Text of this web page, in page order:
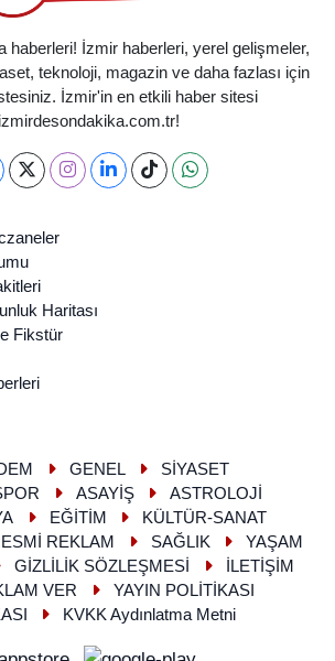
haberleri! İzmir haberleri, yerel gelişmeler,
teknoloji, magazin ve daha fazlası için
İzmir'in en etkili haber sitesi
izmirdesondakika.com.tr!
Haritası
Fikstür
GENEL
SİYASET
ASAYİŞ
ASTROLOJİ
EĞİTİM
KÜLTÜR-SANAT
REKLAM SAĞLIK
YAŞAM
GİZLİLİK SÖZLEŞMESİ
İLETİŞİM
VER
YAYIN POLİTİKASI
KVKK Aydınlatma Metni